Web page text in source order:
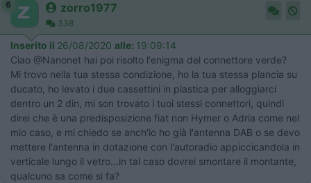
6 zorro1977
338
Inserito il 26/08/2020 alle: 19:09:14
Ciao @Nanonet hai poi risolto l'enigma del connettore verde?
Mi trovo nella tua stessa condizione, ho la tua stessa plancia su
ducato, ho levato i due cassettini in plastica per alloggiarci
dentro un 2 din, mi son trovato i tuoi stessi connettori, quindi
direi che è una predisposizione fiat non Hymer o Adria come nel
mio caso, e mi chiedo se anch'io ho già l'antenna DAB o se devo
mettere l'antenna in dotazione con l'autoradio appiccicandola in
verticale lungo il vetro...in tal caso dovrei smontare il montante,
qualcuno sa come si fa?